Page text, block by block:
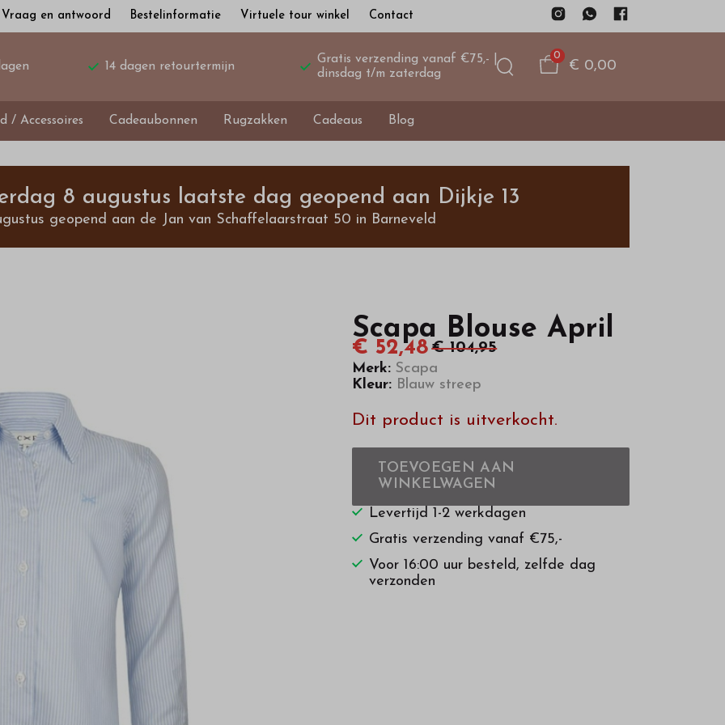
Vraag en antwoord Bestelinformatie Virtuele tour winkel Contact
14 dagen retourtermijn
Gratis verzending vanaf €75,- |
dinsdag t/m zaterdag
0
€ 0,00
/ Accessoires Cadeaubonnen Rugzakken Cadeaus Blog
8 augustus laatste dag geopend aan Dijkje 13
geopend aan de Jan van Schaffelaarstraat 50 in Barneveld
Scapa Blouse April
€ 52,48 € 104,95
Merk: Scapa
Kleur: Blauw streep
Dit product is uitverkocht.
TOEVOEGEN AAN
WINKELWAGEN
Levertijd 1-2 werkdagen
Gratis verzending vanaf €75,-
Voor 16:00 uur besteld, zelfde dag
verzonden